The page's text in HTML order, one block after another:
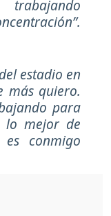
estadio en
más quiero.
para
lo mejor de
conmigo